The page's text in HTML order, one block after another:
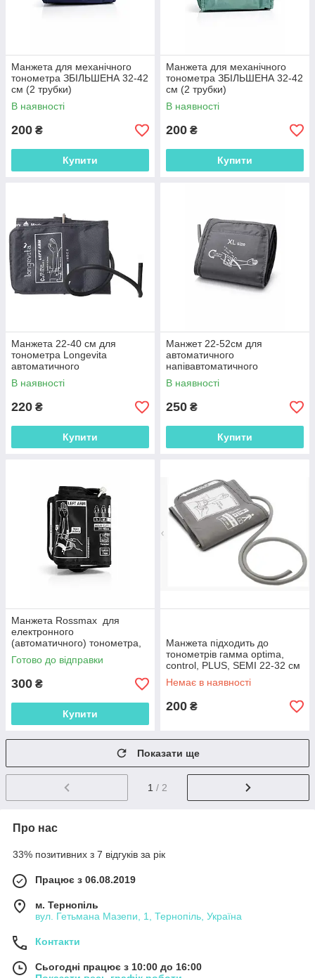
Манжета для механічного
тонометра ЗБІЛЬШЕНА 32-42
см (2 трубки)
В наявності
200 ₴
Купити
Манжета для механічного
тонометра ЗБІЛЬШЕНА 32-42
см (2 трубки)
В наявності
200 ₴
Купити
Манжета 22-40 см для
тонометра Longevita
автоматичного
напівавтоматичного
тонометра 1 трубка
В наявності
220 ₴
Купити
Манжет 22-52см для
автоматичного
напівавтоматичного
тонометра збільшена
В наявності
250 ₴
Купити
Манжета Rossmax для
електронного
(автоматичного) тонометра,
розмір L – 34-46 см,
(13.4"-18.1")
Готово до відправки
300 ₴
Купити
Манжета підходить до
тонометрів гамма optima,
control, PLUS, SEMI 22-32 см
Немає в наявності
200 ₴
Показати ще
1 / 2
Про нас
33% позитивних з 7 відгуків за рік
Працює з 06.08.2019
м. Тернопіль
вул. Гетьмана Мазепи, 1, Тернопіль, Україна
Контакти
Сьогодні працює з 10:00 до 16:00